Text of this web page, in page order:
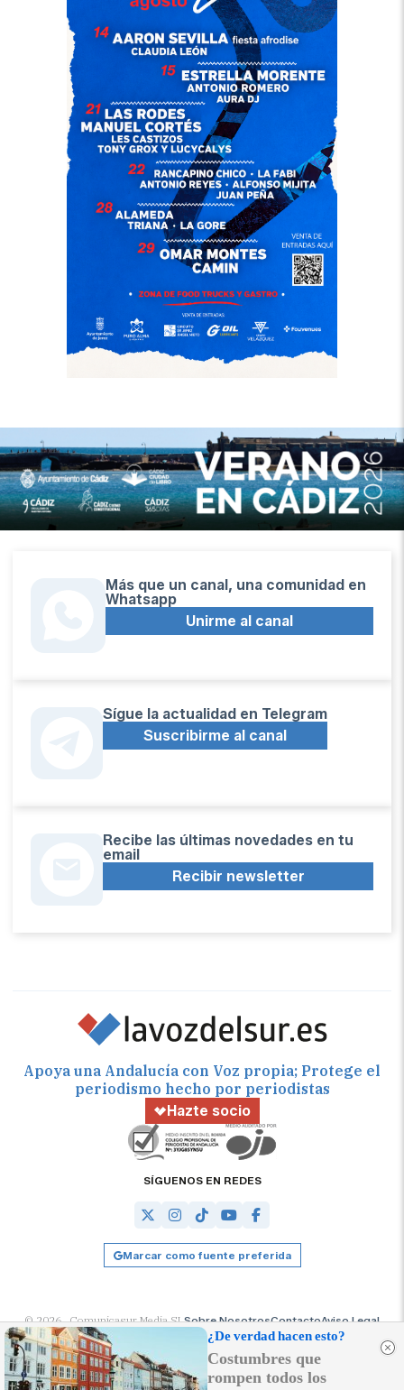
Más que un canal, una comunidad en
Whatsapp
Unirme al canal
Sígue la actualidad en Telegram
Suscribirme al canal
Recibe las últimas novedades en tu
email
Recibir newsletter
Apoya una Andalucía con Voz propia; Protege el
periodismo hecho por periodistas
Hazte socio
SÍGUENOS EN REDES
Marcar como fuente preferida
© 2026 Comunicasur Media SLSobre NosotrosContactoAviso Legal
Política de Cookies
Desarrollado porOA Cloud
¿De verdad hacen esto?
Costumbres que
rompen todos los